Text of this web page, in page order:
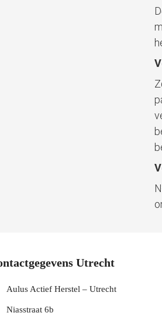
Utrecht
Aulus Actief Herstel – Utrecht
Niasstraat 6b